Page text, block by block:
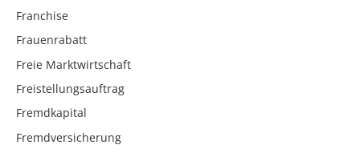
Franchise
Frauenrabatt
Freie Marktwirtschaft
Freistellungsauftrag
Fremdkapital
Fremdversicherung